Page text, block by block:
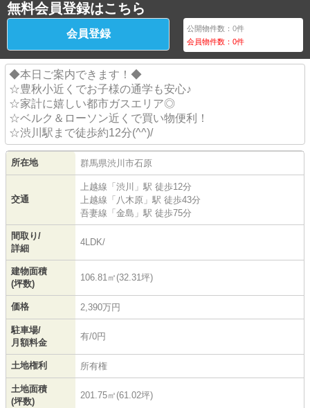
無料会員登録はこちら
会員登録 公開物件数：0件
会員物件数：0件
◆本日ご案内できます！◆
☆豊秋小近くでお子様の通学も安心♪
☆家計に嬉しい都市ガスエリア◎
☆ベルク＆ローソン近くで買い物便利！
☆渋川駅まで徒歩約12分(^^)/
所在地 群馬県渋川市石原
交通
上越線 「 渋川 」駅 徒歩12分
上越線 「 八木原 」駅 徒歩43分
吾妻線 「 金島 」駅 徒歩75分
間取り/
詳細
4LDK/
建物面積
(坪数)
106.81㎡(32.31坪)
価格 2,390万円
駐車場/
月額料金
有/0円
土地権利 所有権
土地面積
(坪数)
201.75㎡(61.02坪)